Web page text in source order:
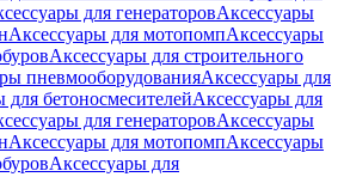
для генераторовАксессуары
Аксессуары для мотопомпАксессуары
Аксессуары для строительного
пневмооборудованияАксессуары для
для бетоносмесителейАксессуары для
для генераторовАксессуары
Аксессуары для мотопомпАксессуары
Аксессуары для